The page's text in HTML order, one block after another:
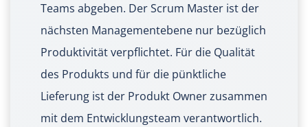
Teams abgeben. Der Scrum Master ist der
nächsten Managementebene nur bezüglich
Produktivität verpflichtet. Für die Qualität
des Produkts und für die pünktliche
Lieferung ist der Produkt Owner zusammen
mit dem Entwicklungsteam verantwortlich.